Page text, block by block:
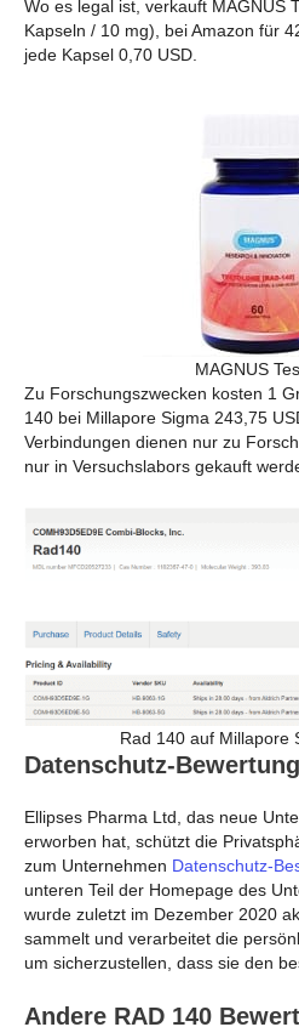
Wo es legal ist, verkauft MAGNUS
Kapseln / 10 mg), bei Amazon für
jede Kapsel 0,70 USD.
MAGNUS
Zu Forschungszwecken kosten 1
140 bei Millapore Sigma 243,75
Verbindungen dienen nur zu
nur in Versuchslabors gekauft
Rad 140 auf Millapore
Datenschutz-
Ellipses Pharma Ltd, das neue
erworben hat, schützt die
zum Unternehmen Datenschutz-
unteren Teil der Homepage des
wurde zuletzt im Dezember 2020
sammelt und verarbeitet die
um sicherzustellen, dass sie den
Andere RAD 140